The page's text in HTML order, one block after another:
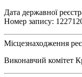
Дата державної
Номер запису:
Місцезнаходження
Виконавчий комітет